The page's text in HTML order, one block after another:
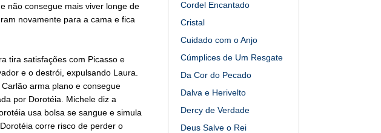
não consegue mais viver longe de
novamente para a cama e fica
tira satisfações com Picasso e
e o destrói, expulsando Laura.
arma plano e consegue
por Dorotéia. Michele diz a
usa bolsa se sangue e simula
corre risco de perder o
Cordel Encantado
Cristal
Cuidado com o Anjo
Cúmplices de Um Resgate
Da Cor do Pecado
Dalva e Herivelto
Dercy de Verdade
Deus Salve o Rei